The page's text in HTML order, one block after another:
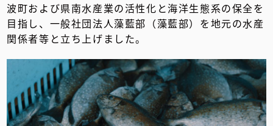
波町および県南水産業の活性化と海洋生態系の保全を
目指し、一般社団法人藻藍部（藻藍部）を地元の水産
関係者等と立ち上げました。